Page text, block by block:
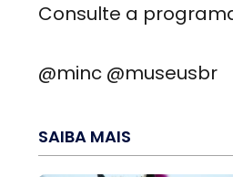
Consulte a
@minc @museusbr
SAIBA MAIS